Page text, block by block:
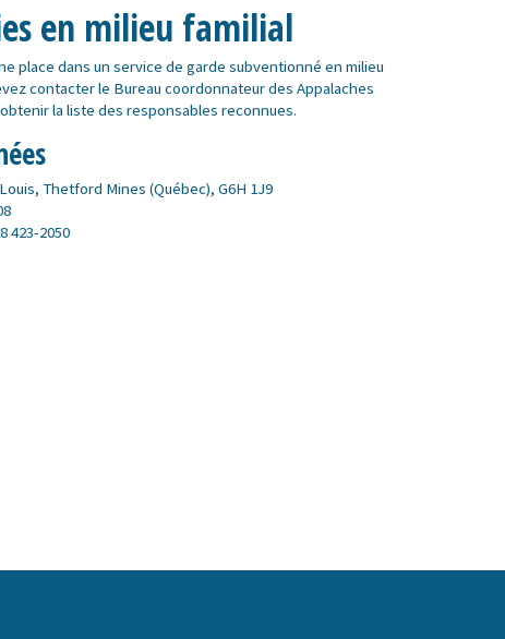
en milieu familial
place dans un service de garde subventionné en milieu
contacter le Bureau coordonnateur des Appalaches
obtenir la liste des responsables reconnues.
Thetford Mines (Québec), G6H 1J9
423-2050